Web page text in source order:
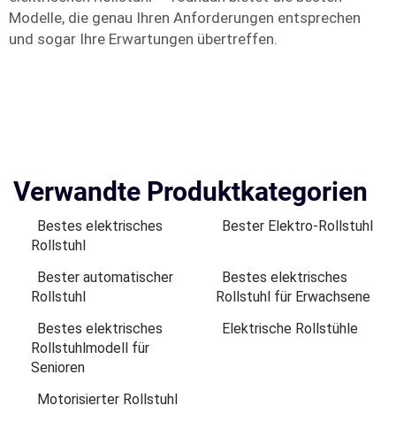
Modelle, die genau Ihren Anforderungen entsprechen
und sogar Ihre Erwartungen übertreffen.
Verwandte Produktkategorien
Bestes elektrisches
Rollstuhl
Bester Elektro-Rollstuhl
Bester automatischer
Rollstuhl
Bestes elektrisches
Rollstuhl für Erwachsene
Bestes elektrisches
Rollstuhlmodell für
Senioren
Elektrische Rollstühle
Motorisierter Rollstuhl